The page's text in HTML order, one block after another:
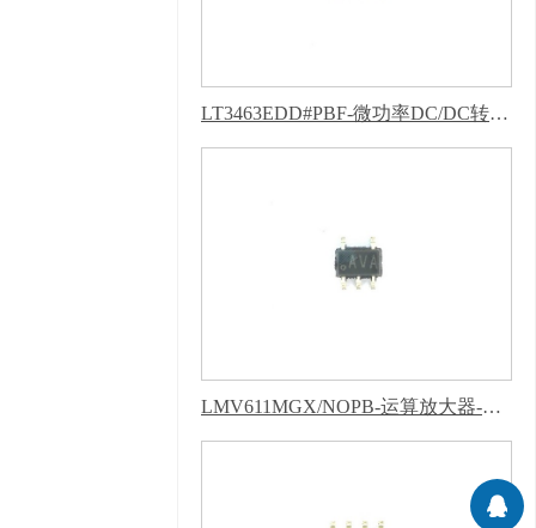
LT3463EDD#PBF-微功率DC/DC转换器-葫芦娃污下载软件APP
LMV611MGX/NOPB-运算放大器-葫芦娃污下载软件APP